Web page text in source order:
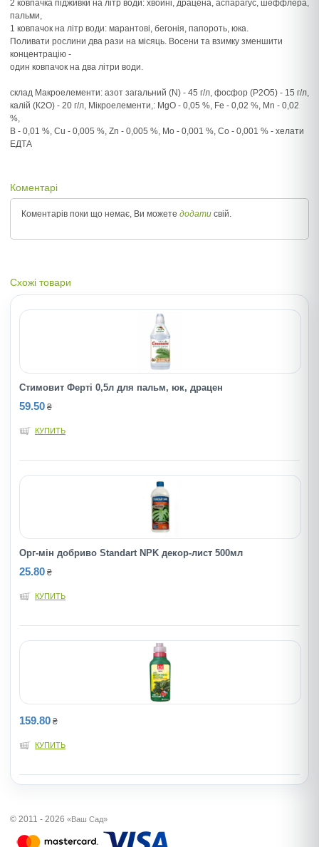
2 ковпачка підживки на літр води: хвойні, драцена, аспарагус, шеффлера,
пальми,
1 ковпачок на літр води: марантові, бегонія, папороть, юка.
Поливати рослини два рази на місяць. Восени та взимку зменшити
концентрацію -
один ковпачок на два літри води.
склад Макроелементи: азот загальний (N) - 45 г/л, фосфор (Р2О5) - 15 г/л,
калій (К2О) - 20 г/л, Мікроелементи,: MgO - 0,05 %, Fe - 0,02 %, Mn - 0,02
%,
B - 0,01 %, Cu - 0,005 %, Zn - 0,005 %, Mo - 0,001 %, Co - 0,001 % - хелати
ЕДТА
Коментарі
Коментарів поки що немає, Ви можете додати свій.
Схожі товари
Стимовит Фертi 0,5л для пальм, юк, драцен
59.50 ₴
КУПИТЬ
Орг-мін добриво Standart NPK декор-лист 500мл
25.80 ₴
КУПИТЬ
159.80 ₴
КУПИТЬ
© 2011 - 2026 «Ваш Сад»